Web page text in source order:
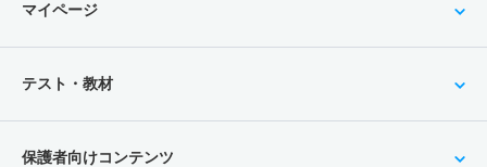
マイページ
テスト・教材
保護者向けコンテンツ